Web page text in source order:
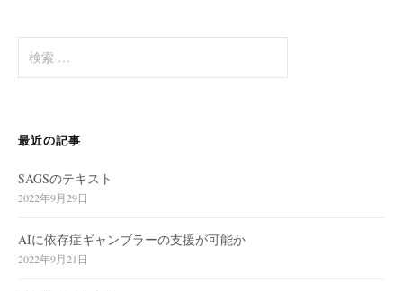
索
最近の記事
SAGSのテキスト
2022年9月29日
AIに依存症ギャンブラーの支援が可能か
2022年9月21日